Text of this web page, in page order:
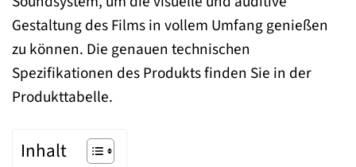
Gestaltung des Films in vollem Umfang genießen
zu können. Die genauen technischen
Spezifikationen des Produkts finden Sie in der
Produkttabelle.
Inhalt